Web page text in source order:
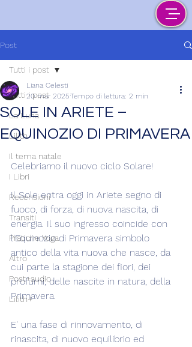
Post
Tutti i post
La Luna
Lilith
Il tema natale
I Libri
Recensioni
Transiti
Pratiche Yoga
Altro
Post+audio
Lilith+
Tutti i post
SOLE IN ARIETE –
EQUINOZIO DI PRIMAVERA
Liana Celesti
20 mar 2025Tempo di lettura: 2 min
Celebriamo il nuovo ciclo Solare!
Il Sole entra oggi in Ariete segno di
fuoco, di forza, di nuova nascita, di
energia. Il suo ingresso coincide con
l'Equinozio di Primavera simbolo
antico della vita nuova che nasce, da
cui parte la stagione dei fiori, dei
profumi, delle nascite in natura, della
Primavera.
E' una fase di rinnovamento, di
rinascita, di nuovo equilibrio ed